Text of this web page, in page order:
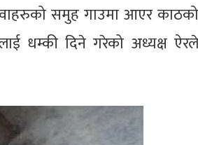
समुह गाउमा आएर काठको
धम्की दिने गरेको अध्यक्ष ऐरले